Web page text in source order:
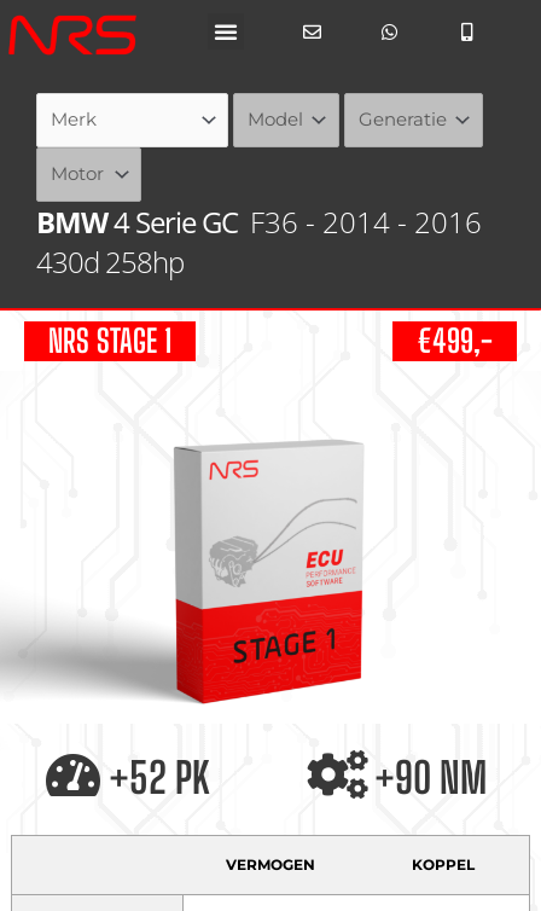
Ga
naar
BMW4 Serie GC F36 - 2014 - 2016
430d 258hp
NRS STAGE 1 €499,-
+52 PK +90 NM
VERMOGEN KOPPEL